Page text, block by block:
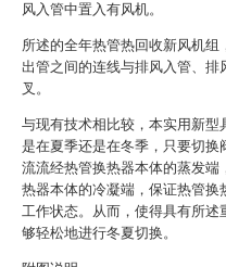
风入管中置入有风机。
所述的全年热管热回收新风机
出管之间的连线与排风入管、排
叉。
与现有技术相比较，本实用新型
是在夏季还是在冬季，只要切换
流流经热管换热器本体的蒸发端
热器本体的冷凝端，保证热管换
工作状态。从而，使得具有所述
够轻松地进行冬夏切换。